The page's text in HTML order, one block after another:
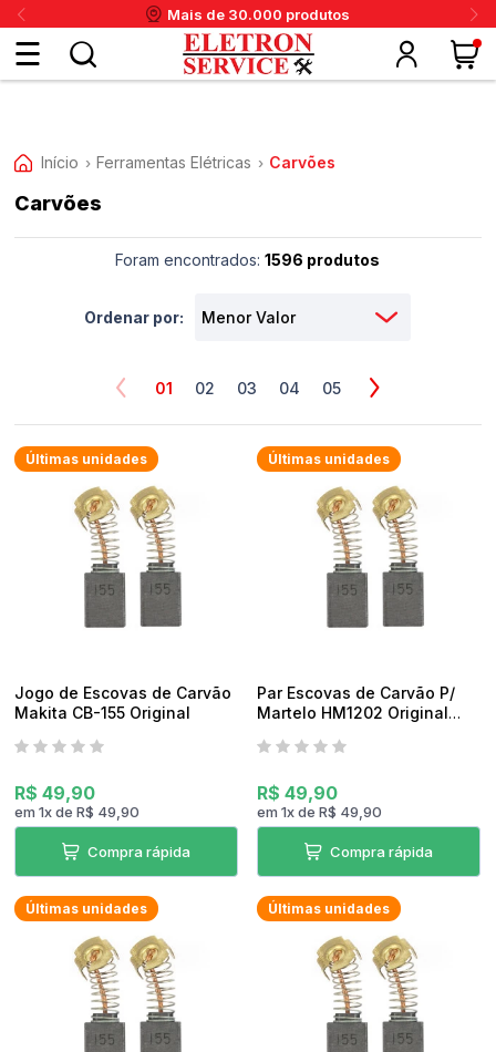
Mais de 30.000 produtos
Meus
pedidos
Início › Ferramentas Elétricas › Carvões
Carvões
Foram encontrados:1596 produtos
Ordenar por:
01 02 03 04 05
Últimas unidades
Jogo de Escovas de Carvão
Makita CB-155 Original
R$ 49,90
em1xdeR$ 49,90
Compra rápida
Últimas unidades
Par Escovas de Carvão P/
Martelo HM1202 Original
R$ 49,90
em1xdeR$ 49,90
Compra rápida
Últimas unidades Últimas unidades